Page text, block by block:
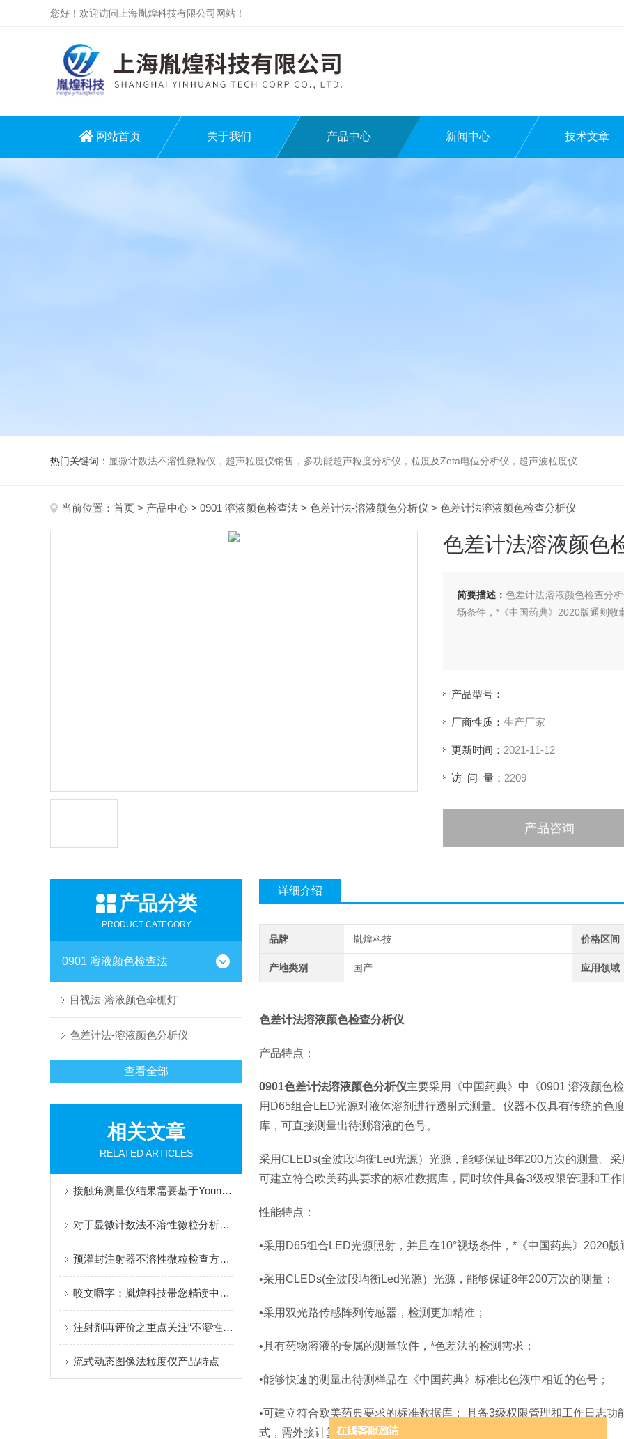
您好！欢迎访问上海胤煌科技有限公司网站！
网站首页 关于我们 产品中心 新闻中心 技术文章
热门关键词： 显微计数法不溶性微粒仪，超声粒度仪销售，多功能超声粒度分析仪，粒度及Zeta电位分析仪，超声波粒度仪，澄清度检查专用伞棚灯，伞棚灯，超声粒度仪超声电位分析仪
当前位置： 首页 > 产品中心 > 0901 溶液颜色检查法 > 色差计法-溶液颜色分析仪 > 色差计法溶液颜色检查分析仪
色差计法溶液颜色
简要描述：色差计法溶液颜色检查分
场条件，*《中国药典》2020版通则
产品型号：
厂商性质： 生产厂家
更新时间： 2021-11-12
访 问 量： 2209
产品咨询
产品分类
PRODUCT CATEGORY
0901 溶液颜色检查法
目视法-溶液颜色伞棚灯
色差计法-溶液颜色分析仪
查看全部
相关文章
RELATED ARTICLES
接触角测量仪结果需要基于Young-Laplace方程
对于显微计数法不溶性微粒分析仪您真的会用了吗？
预灌封注射器不溶性微粒检查方法学研究探讨
咬文嚼字：胤煌科技带您精读中国药典2020版0903不溶性微粒检查法
注射剂再评价之重点关注“不溶性微粒”检查
流式动态图像法粒度仪产品特点
详细介绍
品牌 胤煌科技 价格区间
产地类别 国产 应用领域
色差计法溶液颜色检查分析仪
产品特点：
0901色差计法溶液颜色分析仪主要采用《中国药典》中《0901 溶液颜色
用D65组合LED光源对液体溶剂进行透射式测量。仪器不仅具有传统的色
库，可直接测量出待测溶液的色号。
采用CLEDs(全波段均衡Led光源）光源，能够保证8年200万次的测量。
可建立符合欧美药典要求的标准数据库，同时软件具备3级权限管理和工
性能特点：
•采用D65组合LED光源照射，并且在10°视场条件，*《中国药典》2020
•采用CLEDs(全波段均衡Led光源）光源，能够保证8年200万次的测量；
•采用双光路传感阵列传感器，检测更加精准；
•具有药物溶液的专属的测量软件，*色差法的检测需求；
•能够快速的测量出待测样品在《中国药典》标准比色液中相近的色号；
•可建立符合欧美药典要求的标准数据库； 具备3级权限管理和工作日志
式，需外接计算机，并在计算机配套操作系统中进行控制检测；